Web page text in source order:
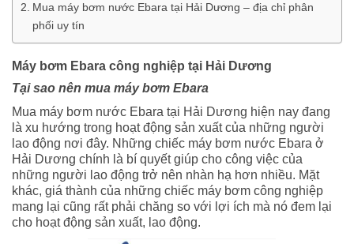
Mua máy bơm nước Ebara tại Hải Dương – địa chỉ phân
phối uy tín
Máy bơm Ebara công nghiệp tại Hải Dương
Tại sao nên mua máy bơm Ebara
Mua máy bơm nước Ebara tại Hải Dương hiện nay đang
là xu hướng trong hoạt động sản xuất của những người
lao động nơi đây. Những chiếc máy bơm nước Ebara ở
Hải Dương chính là bí quyết giúp cho công việc của
những người lao động trở nên nhàn hạ hơn nhiều. Mặt
khác, giá thành của những chiếc máy bơm công nghiệp
mang lại cũng rất phải chăng so với lợi ích mà nó đem lại
cho hoạt động sản xuất, lao động.